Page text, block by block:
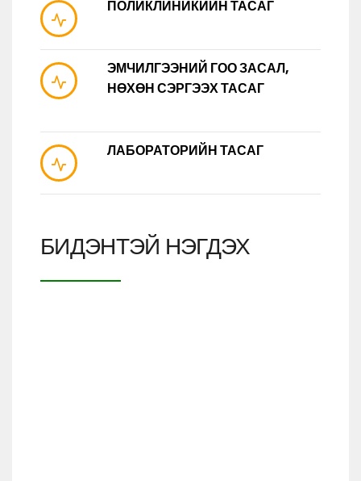
ПОЛИКЛИНИКИЙН ТАСАГ
ЭМЧИЛГЭЭНИЙ ГОО ЗАСАЛ,
НӨХӨН СЭРГЭЭХ ТАСАГ
ЛАБОРАТОРИЙН ТАСАГ
БИДЭНТЭЙ НЭГДЭХ